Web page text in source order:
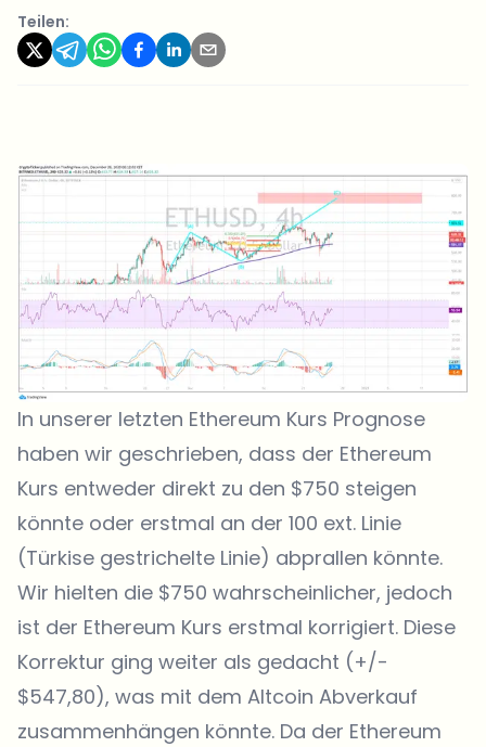
Teilen:
In unserer letzten Ethereum Kurs Prognose
haben wir geschrieben, dass der Ethereum
Kurs entweder direkt zu den $750 steigen
könnte oder erstmal an der 100 ext. Linie
(Türkise gestrichelte Linie) abprallen könnte.
Wir hielten die $750 wahrscheinlicher, jedoch
ist der Ethereum Kurs erstmal korrigiert. Diese
Korrektur ging weiter als gedacht (+/-
$547,80), was mit dem Altcoin Abverkauf
zusammenhängen könnte. Da der Ethereum